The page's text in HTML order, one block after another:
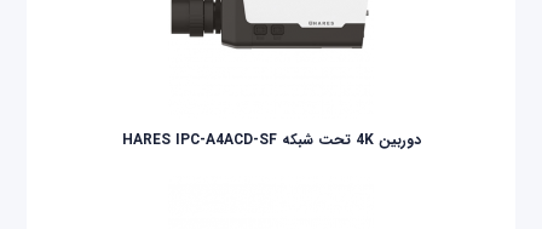
دوربین 4K تحت شبکه HARES IPC-A4ACD-SF